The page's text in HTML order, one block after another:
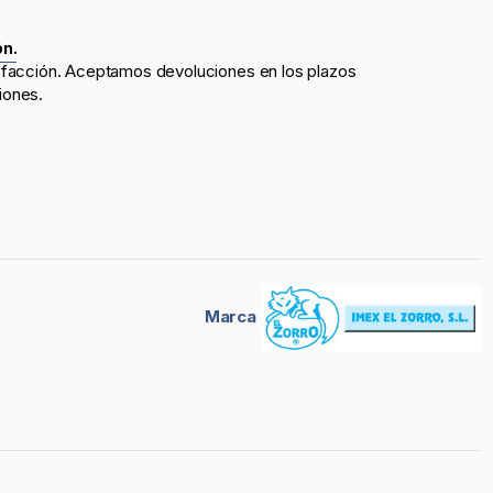
Aceptamos devoluciones en los plazos
Marca